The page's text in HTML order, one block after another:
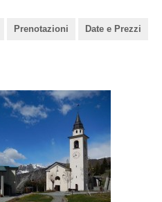
Prenotazioni Date e Prezzi